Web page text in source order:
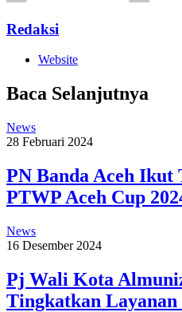
Redaksi
Website
Baca Selanjutnya
News
28 Februari 2024
PN Banda Aceh Ikut
PTWP Aceh Cup
News
16 Desember 2024
Pj Wali Kota
Tingkatkan